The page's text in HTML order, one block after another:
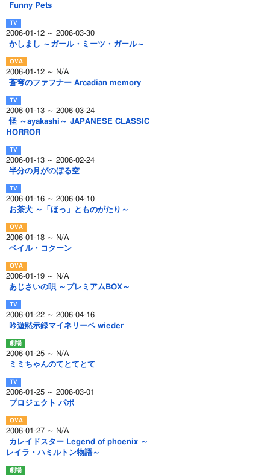
Funny Pets
2006-01-12 ～ 2006-03-30
かしまし ～ガール・ミーツ・ガール～
2006-01-12 ～ N/A
蒼穹のファフナー Arcadian memory
2006-01-13 ～ 2006-03-24
怪 ～ayakashi～ JAPANESE CLASSIC
HORROR
2006-01-13 ～ 2006-02-24
半分の月がのぼる空
2006-01-16 ～ 2006-04-10
お茶犬 ～「ほっ」とものがたり～
2006-01-18 ～ N/A
ベイル・コクーン
2006-01-19 ～ N/A
あじさいの唄 ～プレミアムBOX～
2006-01-22 ～ 2006-04-16
吟遊黙示録マイネリーベ wieder
2006-01-25 ～ N/A
ミミちゃんのてとてとて
2006-01-25 ～ 2006-03-01
プロジェクト パポ
2006-01-27 ～ N/A
カレイドスター Legend of phoenix ～
レイラ・ハミルトン物語～